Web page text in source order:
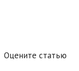
Оцените статью